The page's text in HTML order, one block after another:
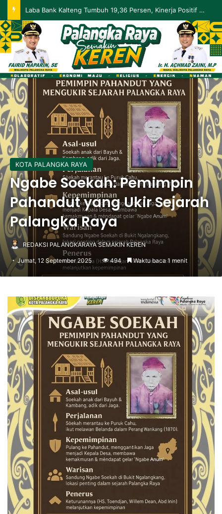
Palangka Raya Perluas Digitalisasi Perlindungan Sosial, Perkuat Akurasi Data dan Penyaluran Bansos
KOTA PALANGKA RAYA
Ngabe Soekah: Pemimpin
Pahandut yang Ukir Sejarah
Palangka Raya
REDAKSI PALANGKARAYA SEMAKIN KEREN
Jumat, 12 September 2025 494 Waktu baca 1 menit